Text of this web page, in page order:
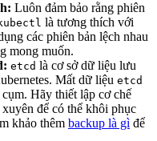
Luôn đảm bảo rằng phiên
là tương thích với
các phiên bản lệch nhau
mong muốn.
etcd là cơ sở dữ liệu lưu
Mất dữ liệu etcd
Hãy thiết lập cơ chế
để có thể khôi phục
khảo thêm backup là gì để